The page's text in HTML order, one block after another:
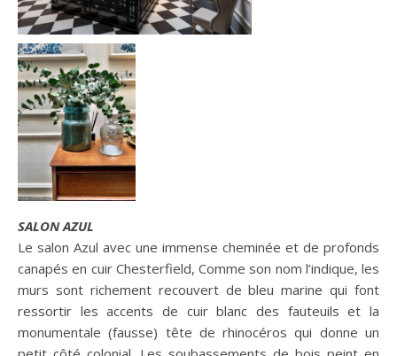
SALON AZUL
Le salon Azul avec une immense cheminée et de profonds
canapés en cuir Chesterfield, Comme son nom l’indique, les
murs sont richement recouvert de bleu marine qui font
ressortir les accents de cuir blanc des fauteuils et la
monumentale (fausse) tête de rhinocéros qui donne un